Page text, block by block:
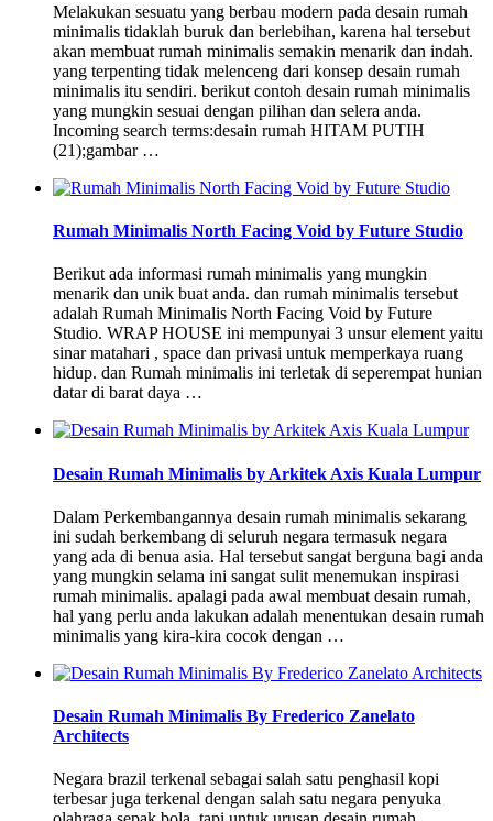
Melakukan sesuatu yang berbau modern pada desain rumah
minimalis tidaklah buruk dan berlebihan, karena hal tersebut
akan membuat rumah minimalis semakin menarik dan indah.
yang terpenting tidak melenceng dari konsep desain rumah
minimalis itu sendiri. berikut contoh desain rumah minimalis
yang mungkin sesuai dengan pilihan dan selera anda.
Incoming search terms:desain rumah HITAM PUTIH
(21);gambar …
Rumah Minimalis North Facing Void by Future Studio
Berikut ada informasi rumah minimalis yang mungkin
menarik dan unik buat anda. dan rumah minimalis tersebut
adalah Rumah Minimalis North Facing Void by Future
Studio. WRAP HOUSE ini mempunyai 3 unsur element yaitu
sinar matahari , space dan privasi untuk memperkaya ruang
hidup. dan Rumah minimalis ini terletak di seperempat hunian
datar di barat daya …
Desain Rumah Minimalis by Arkitek Axis Kuala Lumpur
Dalam Perkembangannya desain rumah minimalis sekarang
ini sudah berkembang di seluruh negara termasuk negara
yang ada di benua asia. Hal tersebut sangat berguna bagi anda
yang mungkin selama ini sangat sulit menemukan inspirasi
rumah minimalis. apalagi pada awal membuat desain rumah,
hal yang perlu anda lakukan adalah menentukan desain rumah
minimalis yang kira-kira cocok dengan …
Desain Rumah Minimalis By Frederico Zanelato
Architects
Negara brazil terkenal sebagai salah satu penghasil kopi
terbesar juga terkenal dengan salah satu negara penyuka